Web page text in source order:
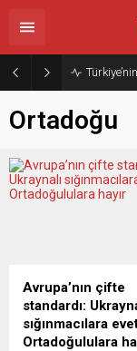
Ortadoğu
Avrupa’nın çifte
standardı:
sığınmacılara
Ortadoğululara